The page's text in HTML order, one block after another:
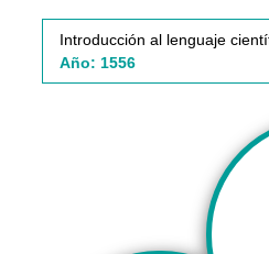
Introducción al lenguaje
Año: 1556